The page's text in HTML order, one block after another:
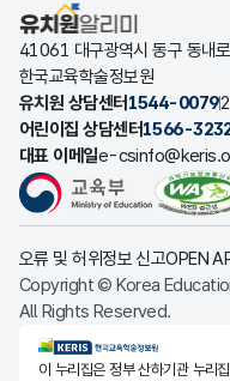
유치원알리미
41061 대구광역시 동구 동내
한국교육학술정보원
유치원 상담센터 1544-0079
어린이집 상담센터1566-
대표 이메일e-
오류 및 허위정보 신고OPEN
Copyright © Korea
All Rights Reserved.
KERIS한국교육학술정보원
이 누리집은 정부 산하기관 누리